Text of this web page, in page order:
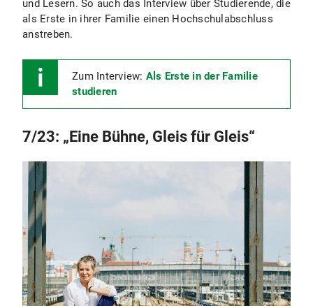
und Lesern. So auch das Interview über Studierende, die
als Erste in ihrer Familie einen Hochschulabschluss
anstreben.
Zum Interview: Als Erste in der Familie
studieren
7/23: „Eine Bühne, Gleis für Gleis“